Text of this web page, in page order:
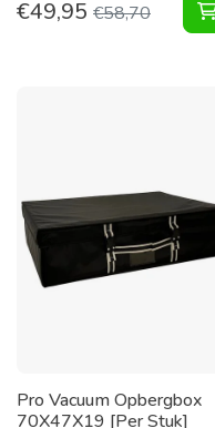
€49,95 €58,70
Pro Vacuum Opbergbox
70X47X19 [Per Stuk]